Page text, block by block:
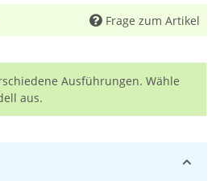
Frage zum Artikel
Ausführungen. Wähle
aus.